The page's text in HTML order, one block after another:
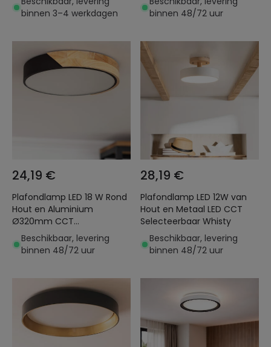
binnen 3–4 werkdagen
binnen 48/72 uur
24,19 €
Plafondlamp LED 18 W Rond
Hout en Aluminium
Ø320mm CCT
Selecteerbaar Semi-Dari
Beschikbaar, levering
binnen 48/72 uur
28,19 €
Plafondlamp LED 12W van
Hout en Metaal LED CCT
Selecteerbaar Whisty
Beschikbaar, levering
binnen 48/72 uur